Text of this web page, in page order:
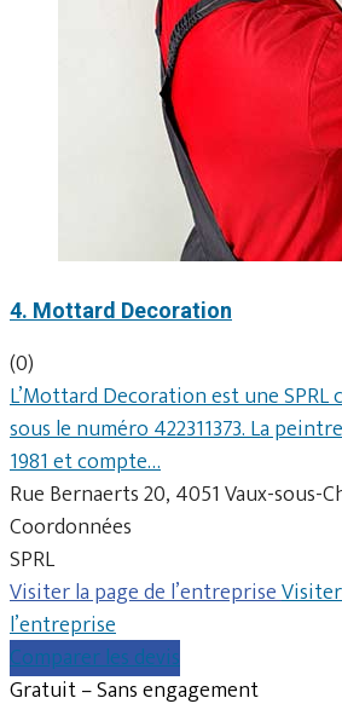
4. Mottard Decoration
(0)
L’Mottard Decoration est une SPRL
sous le numéro 422311373. La
1981 et compte…
Rue Bernaerts 20, 4051 Vaux-sous-
Coordonnées
SPRL
Visiter la page de l’entreprise
l’entreprise
Comparer les devis
Gratuit – Sans engagement